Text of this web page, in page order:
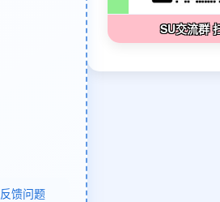
反馈问题
SU交流群